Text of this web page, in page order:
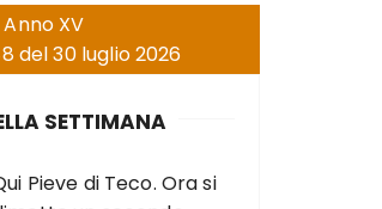
Anno XV
del 30 luglio 2026
SETTIMANA
Pieve di Teco. Ora si